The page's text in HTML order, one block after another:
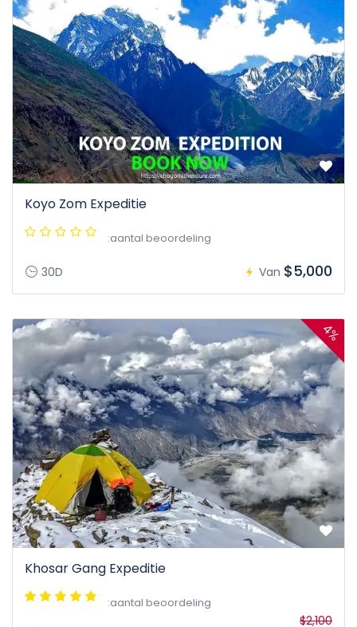
Koyo Zom Expeditie
:aantal beoordeling
30D Van $5,000
4%
Khosar Gang Expeditie
:aantal beoordeling
$2,100